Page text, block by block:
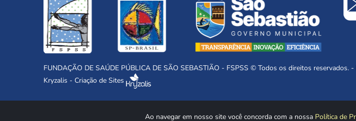
Ao navegar em nosso site você concorda com a nossa Política de
FUNDAÇÃO DE SAÚDE PÚBLICA DE SÃO SEBASTIÃO - FSPSS © Todos os direitos reservados. -
Kryzalis - Criação de Sites